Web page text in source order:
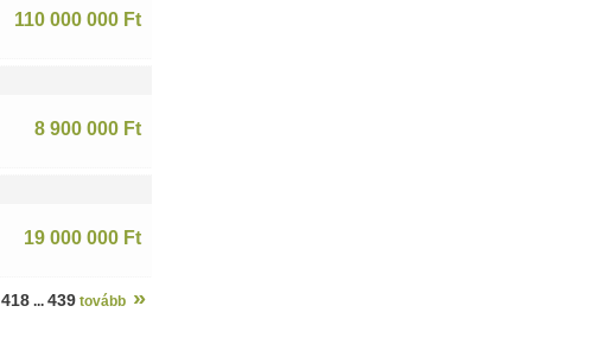
110 000 000 Ft
8 900 000 Ft
19 000 000 Ft
418 ... 439 tovább »